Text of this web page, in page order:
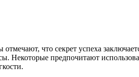
что секрет успеха
предпочитают